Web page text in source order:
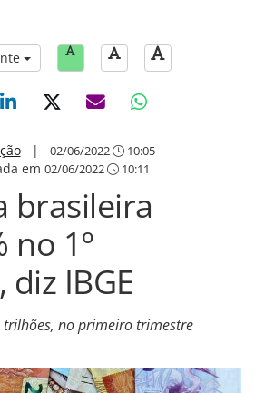
| 02/06/2022 10:05
em 02/06/2022 10:11
brasileira
no 1º
IBGE
trilhões, no primeiro trimestre